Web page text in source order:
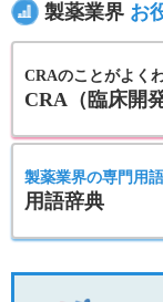
製薬業界 お
CRAのことがよく
CRA（臨床開
製薬業界の専門用
用語辞典